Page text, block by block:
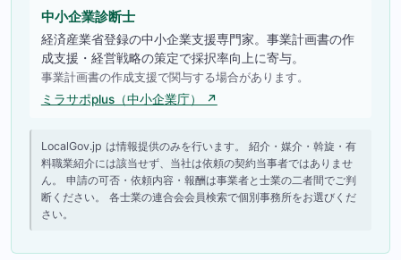
中小企業診断士
経済産業省登録の中小企業支援専門家。事業計画書の作
成支援・経営戦略の策定で採択率向上に寄与。
事業計画書の作成支援で関与する場合があります。
ミラサポplus（中小企業庁） ↗
LocalGov.jp は情報提供のみを行います。 紹介・媒介・斡旋・有
料職業紹介には該当せず、当社は依頼の契約当事者ではありませ
ん。 申請の可否・依頼内容・報酬は事業者と士業の二者間でご判
断ください。 各士業の連合会会員検索で個別事務所をお選びくだ
さい。